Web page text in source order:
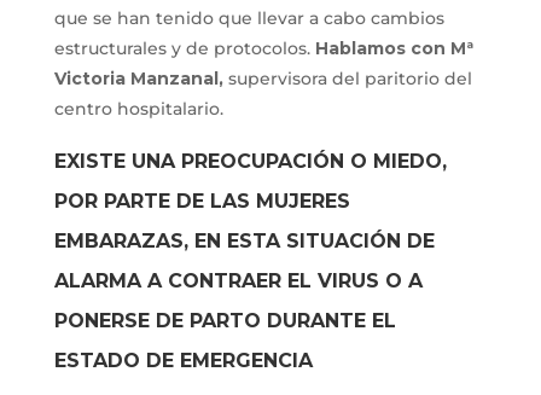
que se han tenido que llevar a cabo cambios
estructurales y de protocolos. Hablamos con Mª
Victoria Manzanal,supervisora del paritorio del
centro hospitalario.
EXISTE UNA PREOCUPACIÓN O MIEDO,
POR PARTE DE LAS MUJERES
EMBARAZAS, EN ESTA SITUACIÓN DE
ALARMA A CONTRAER EL VIRUS O A
PONERSE DE PARTO DURANTE EL
ESTADO DE EMERGENCIA